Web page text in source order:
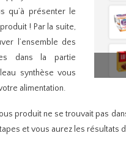
qu’à présenter le
! Par la suite,
l’ensemble des
dans la partie
synthèse vous
alimentation.
produit ne se trouvait pas
et vous aurez les résultats